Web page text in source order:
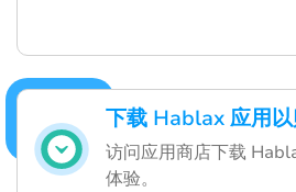
下载 Hablax 应用
访问应用商店下载
体验。